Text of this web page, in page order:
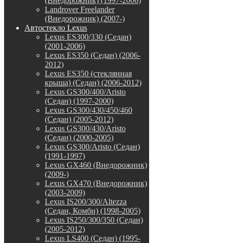
Landrover Freelander
(Внедорожник) (2007-)
Автостекло Lexus
Lexus ES300/330 (Седан)
(2001-2006)
Lexus ES350 (Седан) (2006-
2012)
Lexus ES350 (стеклянная
крыша) (Седан) (2006-2012)
Lexus GS300/400/Aristo
(Седан) (1997-2000)
Lexus GS300/430/450/460
(Седан) (2005-2012)
Lexus GS300/430/Aristo
(Седан) (2000-2005)
Lexus GS300/Aristo (Седан)
(1991-1997)
Lexus GX460 (Внедорожник)
(2009-)
Lexus GX470 (Внедорожник)
(2003-2009)
Lexus IS200/300/Altezza
(Седан, Комби) (1998-2005)
Lexus IS250/300/350 (Седан)
(2005-2012)
Lexus LS400 (Седан) (1995-